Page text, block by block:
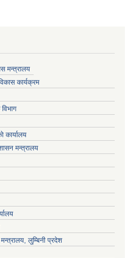
मन्त्रालय
कार्यक्रम
कार्यालय
मन्त्रालय
लु्म्बिनी प्रदेश